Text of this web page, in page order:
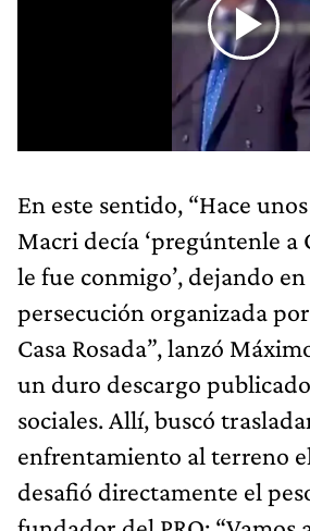
En este sentido, “Hace
Macri decía ‘pregúntenle a
le fue conmigo’, dejando
persecución organizada
Casa Rosada”, lanzó
un duro descargo
sociales. Allí, buscó
enfrentamiento al terreno
desafió directamente el